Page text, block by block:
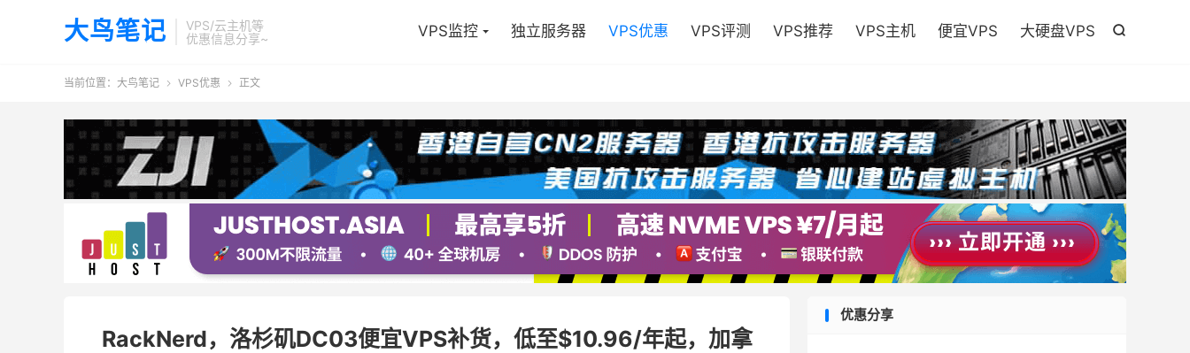
大鸟笔记
VPS/云主机等
优惠信息分享~

VPS监控 独立服务器 VPS优惠 VPS评测 VPS推荐 VPS主机 便宜VPS 大硬盘VPS
当前位置： 大鸟笔记  VPS优惠  正文
RackNerd，洛杉矶DC03便宜VPS补货，低至$10.96/年起，加拿
优惠分享